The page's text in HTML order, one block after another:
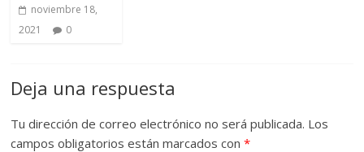
noviembre 18,
2021
0
Deja una respuesta
Tu dirección de correo electrónico no será publicada. Los
campos obligatorios están marcados con*